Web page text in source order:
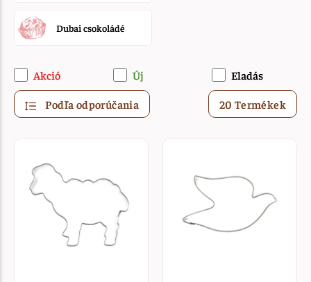
Dubai csokoládé
Akció Új Eladás
Podľa odporúčania 20 Termékek